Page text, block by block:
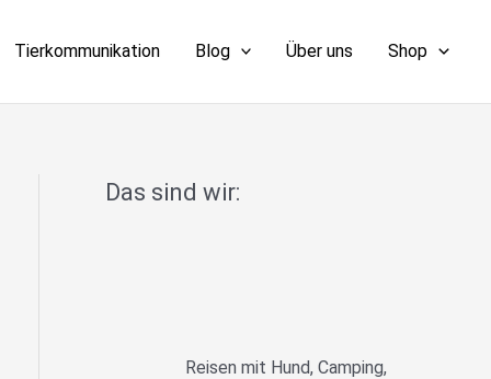
Tierkommunikation Blog Über uns Shop
Das sind wir:
Reisen mit Hund, Camping,